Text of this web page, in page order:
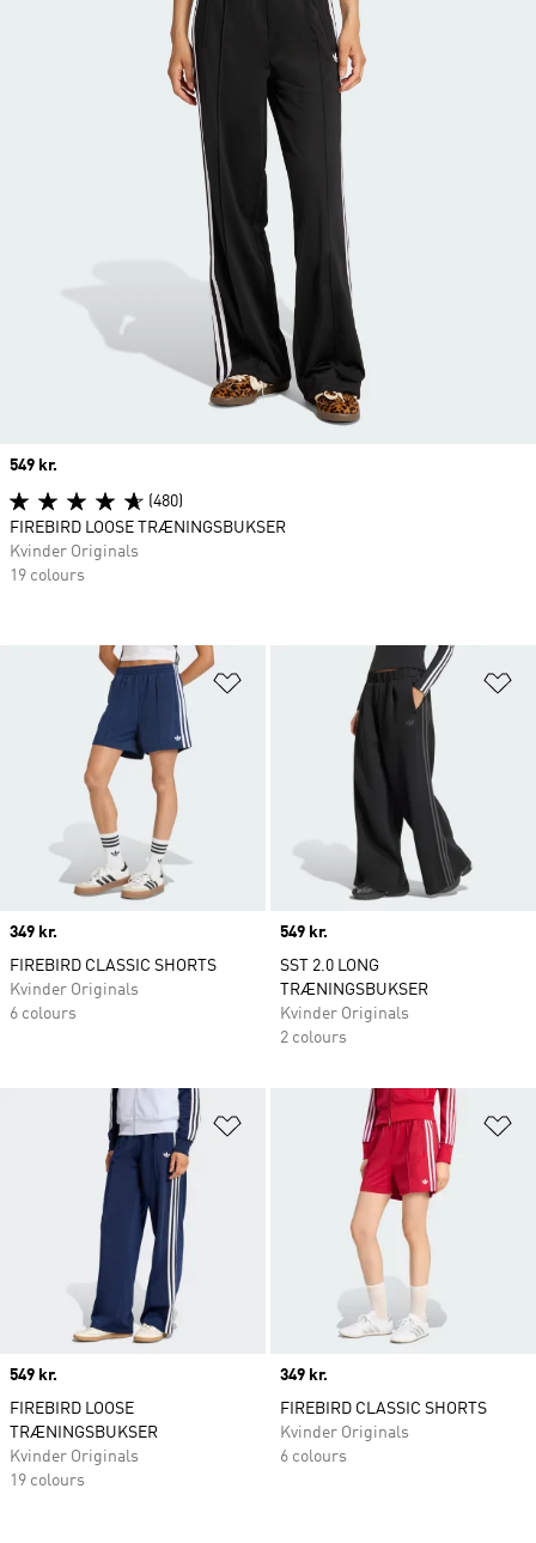
Føj til ønskeliste
Price
349 kr.
FIREBIRD CLASSIC SHORTS
Kvinder Originals
6 colours
Price
549 kr.
SST 2.0 LONG
TRÆNINGSBUKSER
Kvinder Originals
2 colours
Føj til ønskeliste
Price
549 kr.
FIREBIRD LOOSE
TRÆNINGSBUKSER
Kvinder Originals
19 colours
Price
349 kr.
FIREBIRD CLASSIC SHORTS
Kvinder Originals
6 colours
Price
549 kr.
(480)
FIREBIRD LOOSE TRÆNINGSBUKSER
Kvinder Originals
19 colours